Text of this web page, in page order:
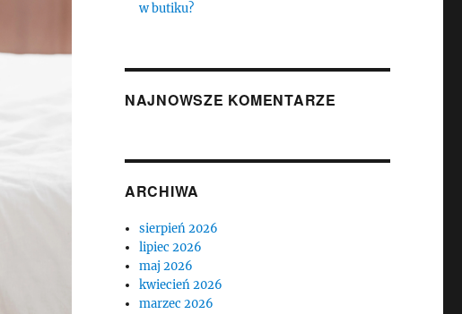
w butiku?
NAJNOWSZE KOMENTARZE
ARCHIWA
sierpień 2026
lipiec 2026
maj 2026
kwiecień 2026
marzec 2026